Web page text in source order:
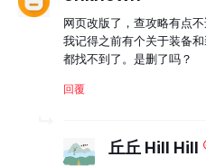
网页改版了，查攻略有点不
我记得之前有个关于装备
都找不到了。是删了吗？
回覆
丘丘 Hill Hill